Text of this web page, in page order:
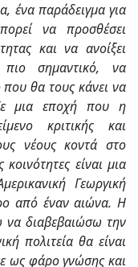
ένα παράδειγμα για
να προσθέσει
και να ανοίξει
σημαντικό, να
θα τους κάνει να
μια εποχή που η
κριτικής και
νέους κοντά στο
είναι μια
Γεωργική
από έναν αιώνα. Η
να διαβεβαιώσω την
πολιτεία θα είναι
ως φάρο γνώσης και